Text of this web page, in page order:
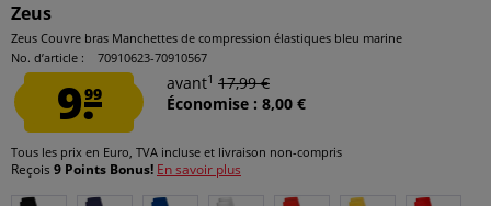
Zeus
Zeus Couvre bras Manchettes de compression élastiques bleu marine
No. d’article :
70910623-70910567
9.99
avant1 17,99 €
Économise : 8,00 €
Tous les prix en Euro, TVA incluse et livraison non-compris
Reçois 9 Points Bonus! En savoir plus